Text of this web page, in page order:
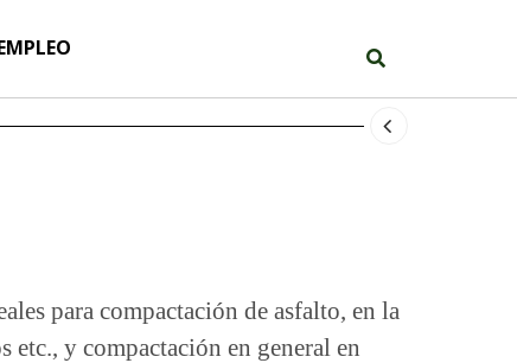
para compactación de asfalto, en la
etc., y compactación en general en